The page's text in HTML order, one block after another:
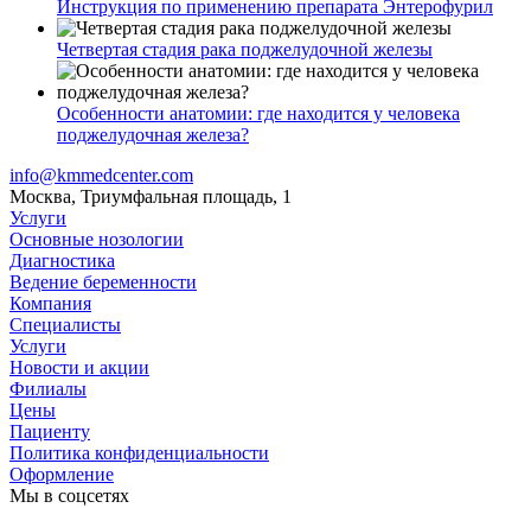
Инструкция по применению препарата Энтерофурил
Четвертая стадия рака поджелудочной железы
Особенности анатомии: где находится у человека
поджелудочная железа?
info@kmmedcenter.com
Москва, Триумфальная площадь, 1
Услуги
Основные нозологии
Диагностика
Ведение беременности
Компания
Специалисты
Услуги
Новости и акции
Филиалы
Цены
Пациенту
Политика конфиденциальности
Оформление
Мы в соцсетях